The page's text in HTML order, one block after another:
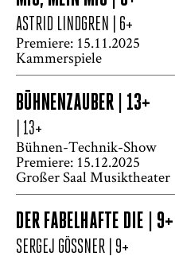
ASTRID LINDGREN | 6+
Premiere: 15.11.2025
Kammerspiele
BÜHNENZAUBER | 13+
| 13+
Bühnen-Technik-Show
Premiere: 15.12.2025
Großer Saal Musiktheater
DER FABELHAFTE DIE | 9+
SERGEJ GÖSSNER | 9+